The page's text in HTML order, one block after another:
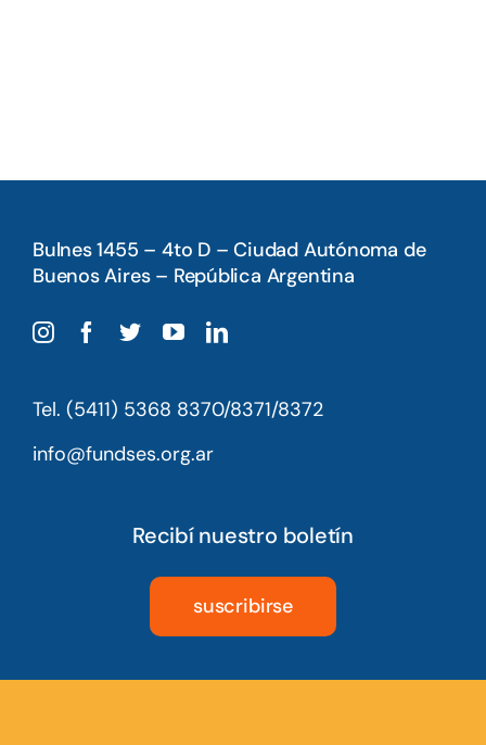
Bulnes 1455 – 4to D – Ciudad Autónoma de
Buenos Aires – República Argentina
Tel. (5411) 5368 8370/8371/8372
info@fundses.org.ar
Recibí nuestro boletín
suscribirse